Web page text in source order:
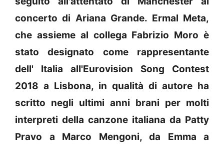
concerto di Ariana Grande. Ermal Meta,
che assieme al collega Fabrizio Moro è
stato designato come rappresentante
dell' Italia all'Eurovision Song Contest
2018 a Lisbona, in qualità di autore ha
scritto negli ultimi anni brani per molti
interpreti della canzone italiana da Patty
Pravo a Marco Mengoni, da Emma a